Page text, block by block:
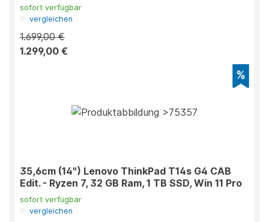
sofort verfügbar
vergleichen
1.699,00 €
1.299,00 €
35,6cm (14") Lenovo ThinkPad T14s G4 CAB
Edit. - Ryzen 7, 32 GB Ram, 1 TB SSD, Win 11 Pro
sofort verfügbar
vergleichen